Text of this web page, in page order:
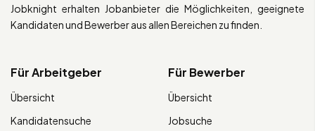
Jobknight erhalten Jobanbieter die Möglichkeiten, geeignete
Kandidaten und Bewerber aus allen Bereichen zu finden.
Für Arbeitgeber
Übersicht
Kandidatensuche
Für Bewerber
Übersicht
Jobsuche